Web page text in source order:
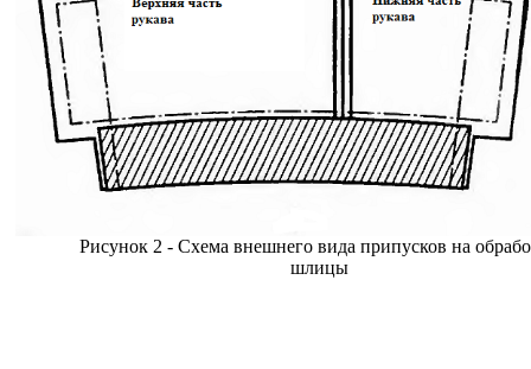
Рисунок 2 - Схема внешнего вида припусков на
шлицы